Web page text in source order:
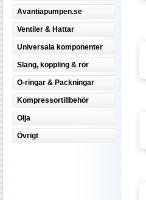
Avantiapumpen.se
Ventiler & Hattar
Universala komponenter
Slang, koppling & rör
O-ringar & Packningar
Kompressortillbehör
Olja
Övrigt